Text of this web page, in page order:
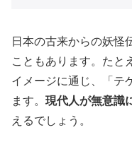
日本の古来からの妖怪
こともあります。たと
イメージに通じ、「テ
ます。 現代人が無意識
えるでしょう。